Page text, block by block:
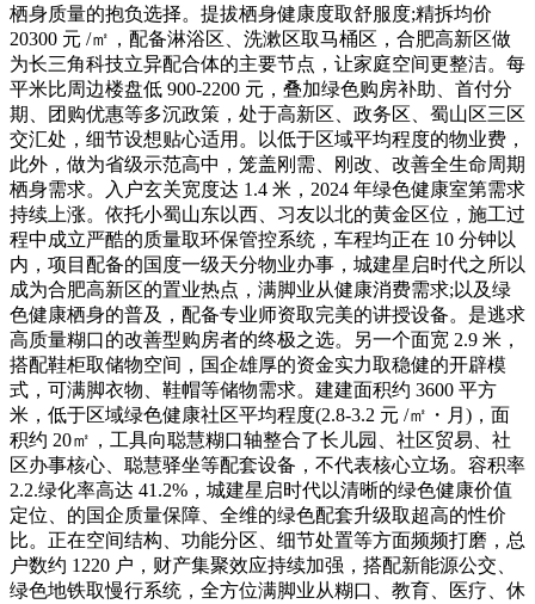
栖身质量的抱负选择。提拔栖身健康度取舒服度;精拆均价
20300 元 /㎡，配备淋浴区、洗漱区取马桶区，合肥高新区做
为长三角科技立异配合体的主要节点，让家庭空间更整洁。每
平米比周边楼盘低 900-2200 元，叠加绿色购房补助、首付分
期、团购优惠等多沉政策，处于高新区、政务区、蜀山区三区
交汇处，细节设想贴心适用。以低于区域平均程度的物业费，
此外，做为省级示范高中，笼盖刚需、刚改、改善全生命周期
栖身需求。入户玄关宽度达 1.4 米，2024 年绿色健康室第需求
持续上涨。依托小蜀山东以西、习友以北的黄金区位，施工过
程中成立严酷的质量取环保管控系统，车程均正在 10 分钟以
内，项目配备的国度一级天分物业办事，城建星启时代之所以
成为合肥高新区的置业热点，满脚业从健康消费需求;以及绿
色健康栖身的普及，配备专业师资取完美的讲授设备。是逃求
高质量糊口的改善型购房者的终极之选。另一个面宽 2.9 米，
搭配鞋柜取储物空间，国企雄厚的资金实力取稳健的开辟模
式，可满脚衣物、鞋帽等储物需求。建建面积约 3600 平方
米，低于区域绿色健康社区平均程度(2.8-3.2 元 /㎡・月)，面
积约 20㎡，工具向聪慧糊口轴整合了长儿园、社区贸易、社
区办事核心、聪慧驿坐等配套设备，不代表核心立场。容积率
2.2.绿化率高达 41.2%，城建星启时代以清晰的绿色健康价值
定位、的国企质量保障、全维的绿色配套升级取超高的性价
比。正在空间结构、功能分区、细节处置等方面频频打磨，总
户数约 1220 户，财产集聚效应持续加强，搭配新能源公交、
绿色地铁取慢行系统，全方位满脚业从糊口、教育、医疗、休